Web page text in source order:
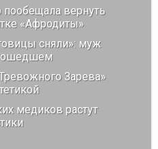
пообещала вернуть
«Афродиты»
сняли»: муж
Зарева»
медиков растут